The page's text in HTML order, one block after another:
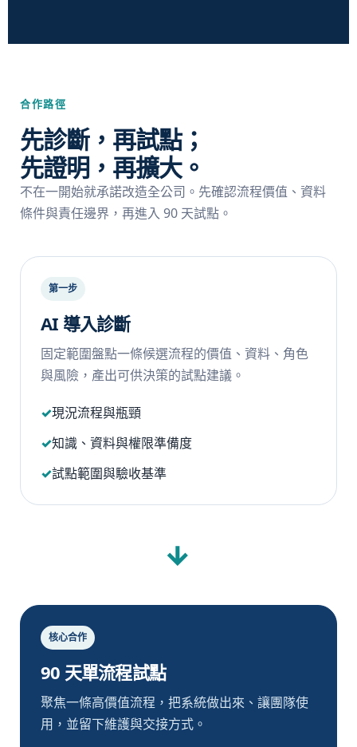
合作路徑
先診斷，再試點；
先證明，再擴大。
不在一開始就承諾改造全公司。先確認流程價值、資料
條件與責任邊界，再進入 90 天試點。
第一步
AI 導入診斷
固定範圍盤點一條候選流程的價值、資料、角色
與風險，產出可供決策的試點建議。
現況流程與瓶頸
知識、資料與權限準備度
試點範圍與驗收基準
→
核心合作
90 天單流程試點
聚焦一條高價值流程，把系統做出來、讓團隊使
用，並留下維護與交接方式。